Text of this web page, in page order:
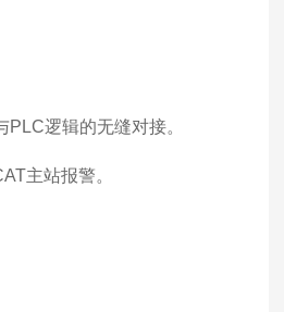
逻辑的无缝对接。
主站报警。